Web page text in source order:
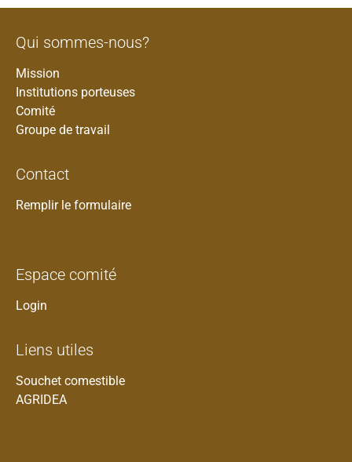
Qui sommes-nous?
Mission
Institutions porteuses
Comité
Groupe de travail
Contact
Remplir le formulaire
Espace comité
Login
Liens utiles
Souchet comestible
AGRIDEA